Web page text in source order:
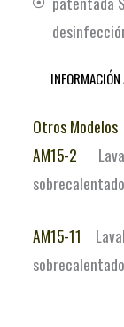
INFORMACIÓN
Otros Modelos
AM15-2
AM15-11